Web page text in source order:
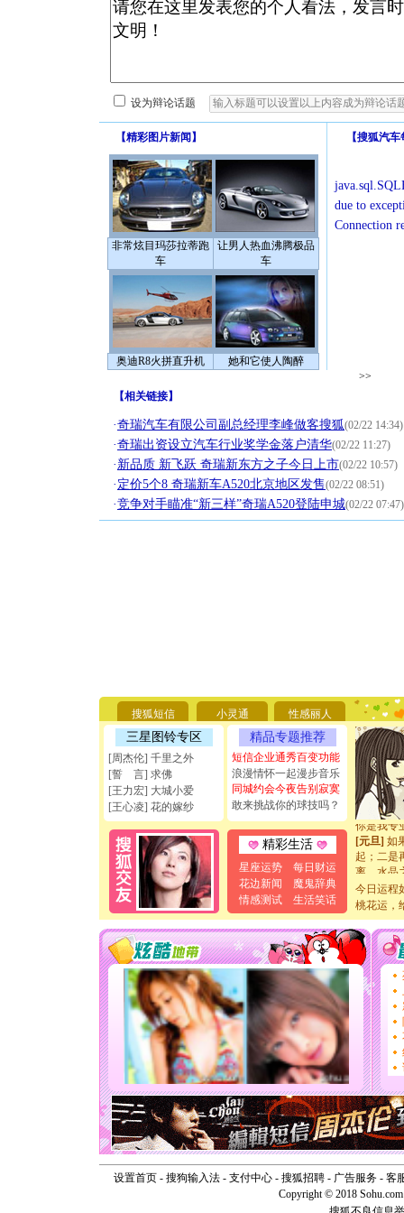
设为辩论话题
【精彩图片新闻 】
非常炫目玛莎拉蒂跑
车
让男人热血沸腾极品
车
奥迪R8火拼直升机 她和它使人陶醉
【搜狐汽车
due to
Connection
>>
【相关链接】
·奇瑞汽车有限公司副总经理李峰做客搜狐(02/22 14:34)
·奇瑞出资设立汽车行业奖学金落户清华(02/22 11:27)
· 新品质 新飞跃 奇瑞新东方之子今日上市(02/22 10:57)
· 定价5个8 奇瑞新车A520北京地区发售(02/22 08:51)
·竞争对手瞄准“新三样”奇瑞A520登陆申城(02/22 07:47)
搜狐短信 小灵通 性感丽人
三星图铃专区
[周杰伦] 千里之外
[誓 言] 求佛
[王力宏] 大城小爱
[王心凌] 花的嫁纱
精品专题推荐
短信企业通秀百变功能
浪漫情怀一起漫步音乐
同城约会今夜告别寂寞
敢来挑战你的球技吗？
精彩生活
星座运势
每日财运
花边新闻
魔鬼辞典
情感测试
生活笑话
要平安！
[圣诞节]
能正大光
天都要快
[圣诞节]
如意,快
[元旦]看
断电。爱
你是我专
[元旦]如
起；二是
离。水晶
泣，这痛
卖了。水
颜！冬去
道一声
[春节] 传
片叶子
送你一
[圣诞节]
你太多
要平安
[圣诞节]
能正大
天都要快
[圣诞节]
如意,快
[元旦]看
断电。爱
你是我
[元旦]
如
起；二是
今日运程
桃花运，
设置首页- 搜狗输入法- 支付中心- 搜狐招聘- 广告服务- 客
Copyright © 2018